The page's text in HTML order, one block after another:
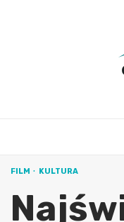
FILM KULTURA